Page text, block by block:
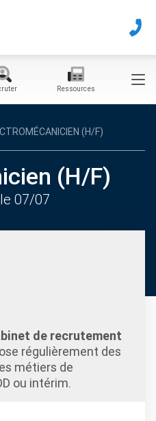
Ressources
(H/F)
(H/F)
07/07
de recrutement
régulièrement des
métiers de
ou intérim.